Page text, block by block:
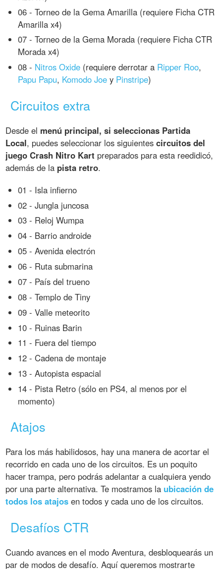
06 - Torneo de la Gema Amarilla (requiere Ficha CTR
Amarilla x4)
07 - Torneo de la Gema Morada (requiere Ficha CTR
Morada x4)
08 - Nitros Oxide (requiere derrotar a Ripper Roo,
Papu Papu, Komodo Joe y Pinstripe)
Circuitos extra
Desde el menú principal, si seleccionas Partida
Local, puedes seleccionar los siguientescircuitos del
juego Crash Nitro Kart preparados para esta reedidicó,
además de la pista retro.
01 - Isla infierno
02 - Jungla juncosa
03 - Reloj Wumpa
04 - Barrio androide
05 - Avenida electrón
06 - Ruta submarina
07 - País del trueno
08 - Templo de Tiny
09 - Valle meteorito
10 - Ruinas Barin
11 - Fuera del tiempo
12 - Cadena de montaje
13 - Autopista espacial
14 - Pista Retro (sólo en PS4, al menos por el
momento)
Atajos
Para los más habilidosos, hay una manera de acortar el
recorrido en cada uno de los circuitos. Es un poquito
hacer trampa, pero podrás adelantar a cualquiera yendo
por una parte alternativa. Te mostramos la ubicación de
todos los atajos en todos y cada uno de los circuitos.
Desafíos CTR
Cuando avances en el modo Aventura, desbloquearás un
par de modos de desafío. Aquí queremos mostrarte